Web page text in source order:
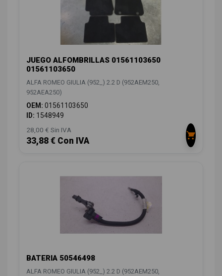
JUEGO ALFOMBRILLAS 01561103650
01561103650
ALFA ROMEO GIULIA (952_) 2.2 D (952AEM250,
952AEA250)
OEM: 01561103650
ID: 1548949
28,00 € Sin IVA
33,88 € Con IVA
BATERIA 50546498
ALFA ROMEO GIULIA (952_) 2.2 D (952AEM250,